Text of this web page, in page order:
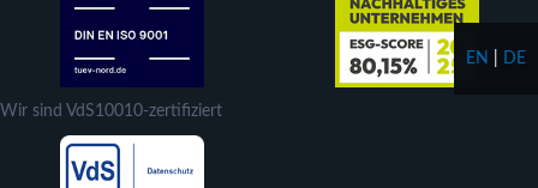
Wir sind VdS10010-zertifiziert
EN DE